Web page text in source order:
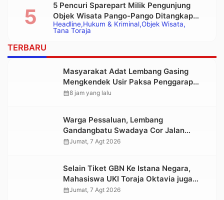
Headline Hukum & Kriminal Objek Wisata
Tana Toraja
5 Pencuri Sparepart Milik Pengunjung
Objek Wisata Pango-Pango Ditangkap
Polisi
TERBARU
Masyarakat Adat Lembang Gasing
Mengkendek Usir Paksa Penggarap
yang Rusak Kawasan Hutan
calendar_month8 jam yang lalu
Warga Pessaluan, Lembang
Gandangbatu Swadaya Cor Jalan
Kabupaten
calendar_monthJumat, 7 Agt 2026
Selain Tiket GBN Ke Istana Negara,
Mahasiswa UKI Toraja Oktavia juga
Lolos ke Pekan Seni Mahasiswa
calendar_monthJumat, 7 Agt 2026